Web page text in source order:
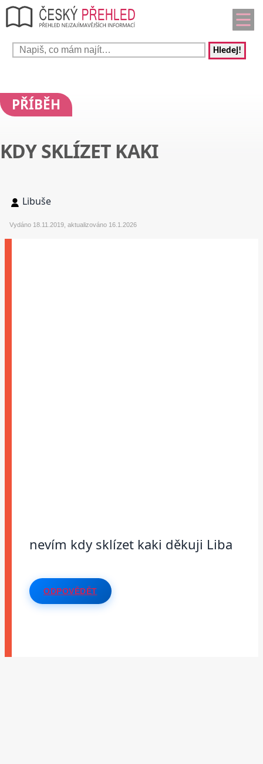
Hledej!
PŘÍBĚH
KDY SKLÍZET KAKI
Libuše
Vydáno 18.11.2019, aktualizováno 16.1.2026
nevím kdy sklízet kaki děkuji Liba
ODPOVĚDĚT